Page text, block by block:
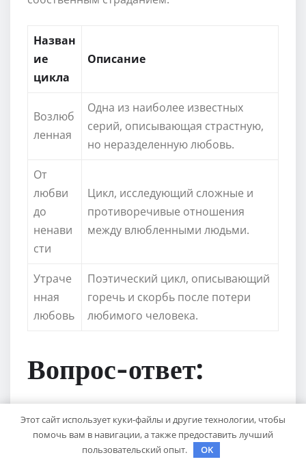
Назван
ие
цикла
Описание
Возлюб
ленная
Одна из наиболее известных
серий, описывающая страстную,
но неразделенную любовь.
От
любви
до
ненави
сти
Цикл, исследующий сложные и
противоречивые отношения
между влюбленными людьми.
Утраче
нная
любовь
Поэтический цикл, описывающий
горечь и скорбь после потери
любимого человека.
Вопрос-ответ:
Когда родилась Ариадна
Эфрон?
Этот сайт использует куки-файлы и другие технологии, чтобы
помочь вам в навигации, а также предоставить лучший
пользовательский опыт.
OK